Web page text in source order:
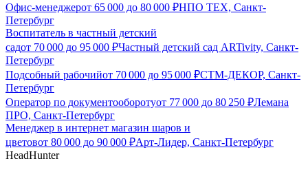
Офис-менеджерот 65 000 до 80 000 ₽НПО ТЕХ, Санкт-
Петербург
Воспитатель в частный детский
садот 70 000 до 95 000 ₽Частный детский сад ARTivity, Санкт-
Петербург
Подсобный рабочийот 70 000 до 95 000 ₽СТМ-ДЕКОР, Санкт-
Петербург
Оператор по документооборотуот 77 000 до 80 250 ₽Лемана
ПРО, Санкт-Петербург
Менеджер в интернет магазин шаров и
цветовот 80 000 до 90 000 ₽Арт-Лидер, Санкт-Петербург
HeadHunter